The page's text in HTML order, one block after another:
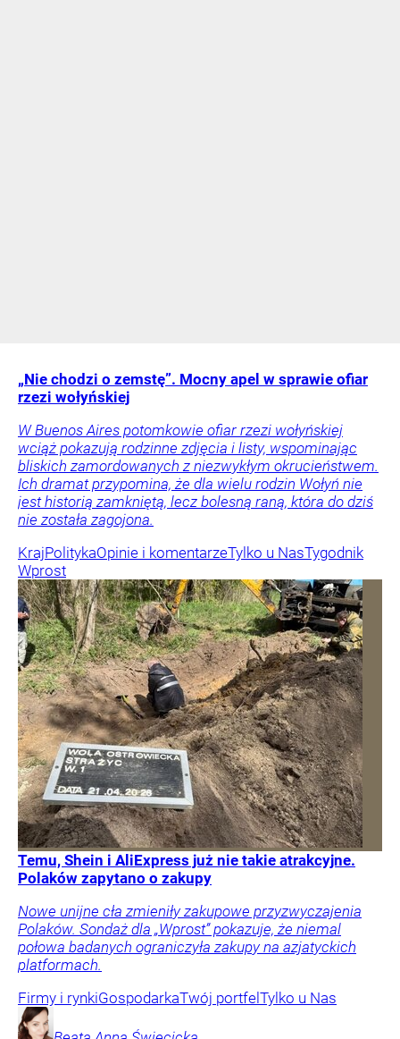
„Nie chodzi o zemstę”. Mocny apel w sprawie ofiar
rzezi wołyńskiej
W Buenos Aires potomkowie ofiar rzezi wołyńskiej
wciąż pokazują rodzinne zdjęcia i listy, wspominając
bliskich zamordowanych z niezwykłym okrucieństwem.
Ich dramat przypomina, że dla wielu rodzin Wołyń nie
jest historią zamkniętą, lecz bolesną raną, która do dziś
nie została zagojona.
KrajPolitykaOpinie i komentarzeTylko u NasTygodnik
Wprost
Temu, Shein i AliExpress już nie takie atrakcyjne.
Polaków zapytano o zakupy
Nowe unijne cła zmieniły zakupowe przyzwyczajenia
Polaków. Sondaż dla „Wprost” pokazuje, że niemal
połowa badanych ograniczyła zakupy na azjatyckich
platformach.
Firmy i rynkiGospodarkaTwój portfelTylko u Nas